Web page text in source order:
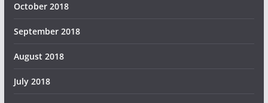
October 2018
September 2018
August 2018
July 2018